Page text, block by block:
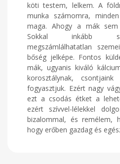
köti testem, lelkem. A
munka számomra,
maga. Ahogy a mák
Sokkal inkább
megszámlálhatatlan
bőség jelképe. Fontos
mák, ugyanis kiváló
korosztálynak,
fogyasztjuk. Ezért nagy
ezt a csodás étket a
ezért szívvel-lélekkel
bizalommal, és remélem,
hogy erőben gazdag és